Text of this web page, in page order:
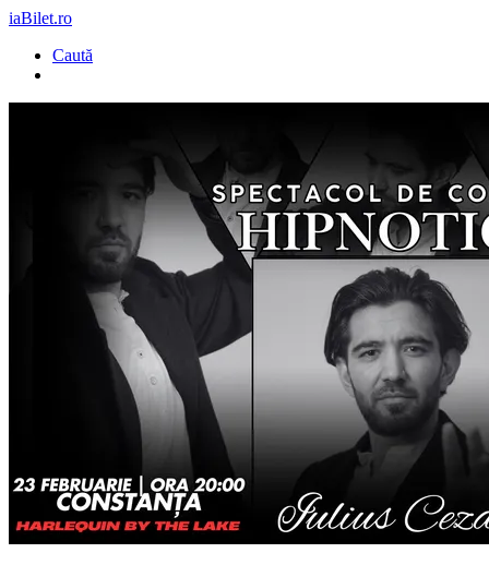
iaBilet.ro
Caută